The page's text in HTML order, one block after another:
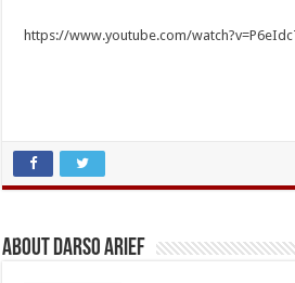
https://www.youtube.com/
About Darso Arief